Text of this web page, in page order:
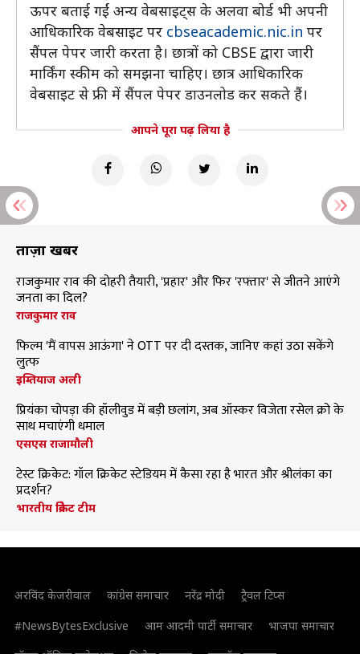
ऊपर बताई गईं अन्य वेबसाइट्स के अलवा बोर्ड भी अपनी
आधिकारिक वेबसाइट पर cbseacademic.nic.in पर
सैंपल पेपर जारी करता है। छात्रों को CBSE द्वारा जारी
मार्किंग स्कीम को समझना चाहिए। छात्र आधिकारिक
वेबसाइट से फ्री में सैंपल पेपर डाउनलोड कर सकते हैं।
आपने पूरा पढ़ लिया है
ताज़ा खबरें
राजकुमार राव की दोहरी तैयारी, 'प्रहार' और फिर 'रफ्तार' से जीतने आएंगे
जनता का दिल?
राजकुमार राव
फिल्म 'मैं वापस आऊंगा' ने OTT पर दी दस्तक, जानिए कहां उठा सकेंगे
लुत्फ
इम्तियाज अली
प्रियंका चोपड़ा की हॉलीवुड में बड़ी छलांग, अब ऑस्कर विजेता रसेल क्रो के
साथ मचाएंगी धमाल
एसएस राजामौली
टेस्ट क्रिकेट: गॉल क्रिकेट स्टेडियम में कैसा रहा है भारत और श्रीलंका का
प्रदर्शन?
भारतीय क्रिकेट टीम
अरविंद केजरीवाल कांग्रेस समाचार नरेंद्र मोदी
ट्रैवल टिप्स
#NewsBytesExclusive
आम आदमी पार्टी समाचार
भाजपा समाचार